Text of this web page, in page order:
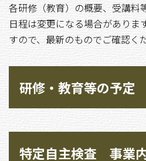
各研修（教育）の概要、受講料
日程は変更になる場合がありま
すので、最新のものでご確認く
研修・教育等の予定
特定自主検査 事業